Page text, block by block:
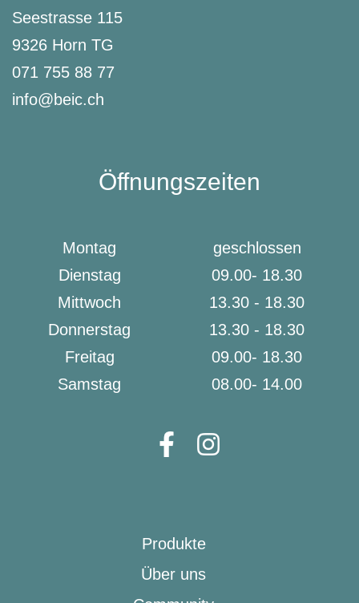
Seestrasse 115
9326 Horn TG
071 755 88 77
info@beic.ch
Öffnungszeiten
Montag
geschlossen
Dienstag
09.00- 18.30
Mittwoch
13.30 - 18.30
Donnerstag
13.30 - 18.30
Freitag
09.00- 18.30
Samstag
08.00- 14.00
Produkte
Über uns